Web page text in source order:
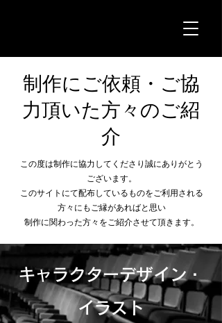
制作にご依頼・ご協
力頂いた方々のご紹
介
この度は制作に協力してくださり誠にありがとう
ございます。
このサイトにて配布しているものをご利用される
方々にもご縁があればと思い
​制作に関わった方々をご紹介させて頂きます。
キャラクターデザイン・
イラスト